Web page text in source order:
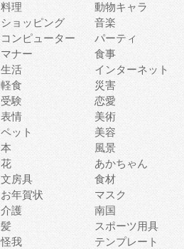
料理
動物キャラ
ショッピング
音楽
コンピューター
パーティ
マナー
食事
生活
インターネット
軽食
災害
受験
恋愛
表情
美術
ペット
美容
本
風景
花
あかちゃん
文房具
食材
お年賀状
マスク
介護
南国
髪
スポーツ用具
怪我
テンプレート